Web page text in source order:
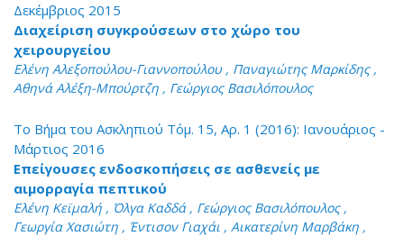
Δεκέμβριος 2015
Διαχείριση συγκρούσεων στο χώρο του
χειρουργείου
Ελένη Αλεξοπούλου-Γιαννοπούλου , Παναγιώτης Μαρκίδης ,
Αθηνά Αλέξη-Μπούρτζη , Γεώργιος Βασιλόπουλος
Το Βήμα του Ασκληπιού Τόμ. 15, Αρ. 1 (2016): Ιανουάριος -
Μάρτιος 2016
Επείγουσες ενδοσκοπήσεις σε ασθενείς με
αιμορραγία πεπτικού
Ελένη Κεϊμαλή , Όλγα Καδδά , Γεώργιος Βασιλόπουλος ,
Γεωργία Χασιώτη , Έντισον Γιαχάι , Αικατερίνη Μαρβάκη ,